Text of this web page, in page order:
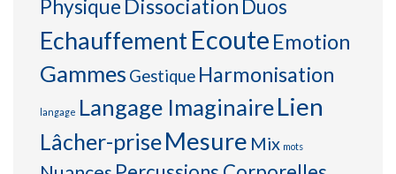
Physique Dissociation Duos
EchauffementEcoute Emotion
Gammes Gestique Harmonisation
langage Langage ImaginaireLien
Lâcher-priseMesure Mix mots